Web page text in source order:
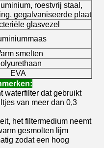
roestvrij staal,
gegalvaniseerde plaat
glasvezel
smelten
EVA
waterfilter dat gebruikt
van meer dan 0,3
het filtermedium neemt
gesmolten lijm
zodat een hoog